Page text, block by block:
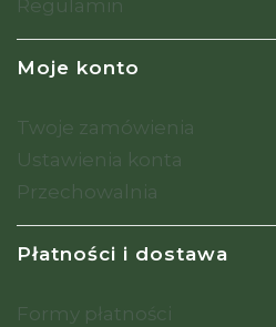
Regulamin
Moje konto
Twoje zamówienia
Ustawienia konta
Przechowalnia
Płatności i dostawa
Formy płatności